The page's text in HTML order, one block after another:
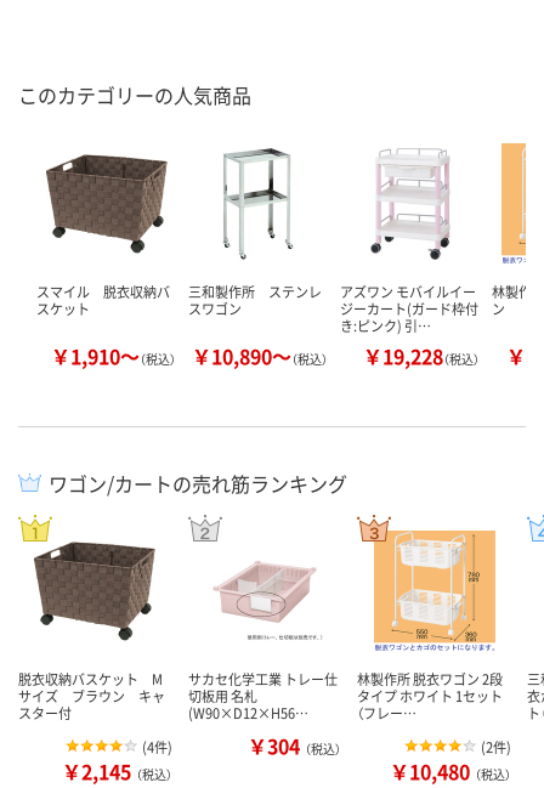
このカテゴリーの人気商品
スマイル 脱衣収納バ
スケット
￥1,910～（税込）
三和製作所 ステンレ
スワゴン
￥10,890～（税込）
アズワン モバイルイー
ジーカート(ガード枠付
き:ピンク) 引…
￥19,228（税込）
林製作
ン
￥
ワゴン/カートの売れ筋ランキング
脱衣収納バスケット M
サイズ ブラウン キャ
スター付
(4件)
￥2,145 （税込）
サカセ化学工業 トレー仕
切板用 名札
(W90×D12×H56…
￥304 （税込）
林製作所 脱衣ワゴン 2段
タイプ ホワイト 1セット
（フレー…
(2件)
￥10,480 （税込）
三
衣